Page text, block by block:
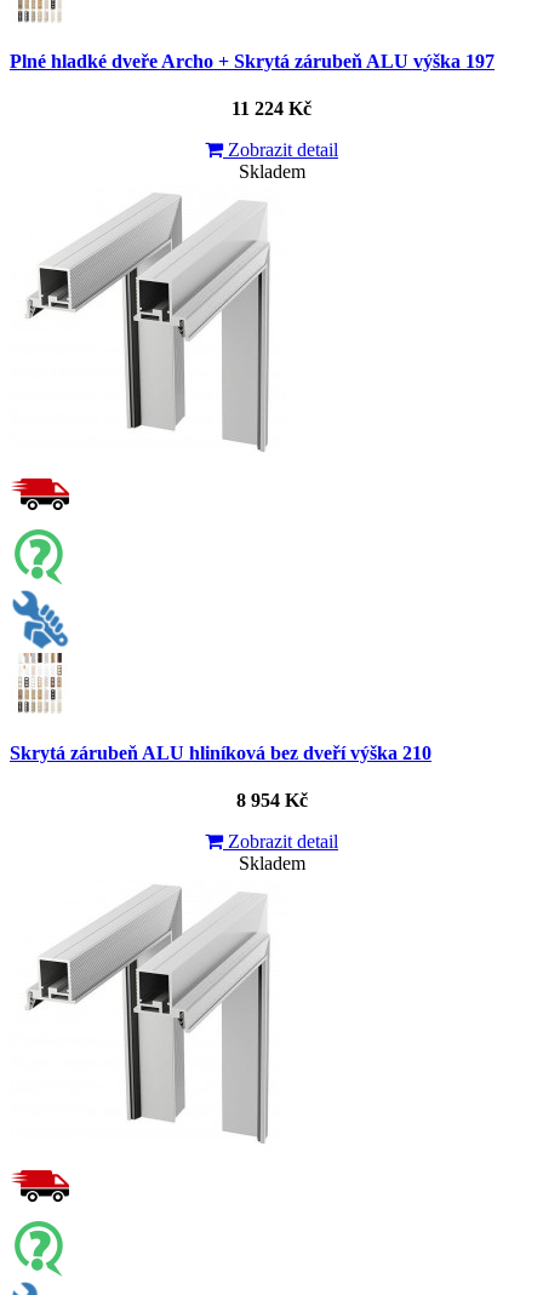
Plné hladké dveře Archo + Skrytá zárubeň ALU výška 197
11 224 Kč
Zobrazit detail
Skladem
Skrytá zárubeň ALU hliníková bez dveří výška 210
8 954 Kč
Zobrazit detail
Skladem